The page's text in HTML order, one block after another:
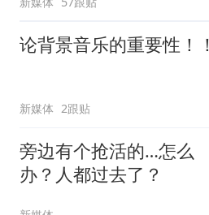
论背景音乐的重要性！！
新媒体 2跟贴
旁边有个抢活的…怎么
办？人都过去了？